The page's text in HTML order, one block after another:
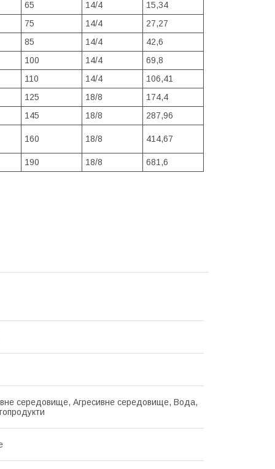
65 14/4
15,34
75 14/4
27,27
85 14/4
42,6
100 14/4
69,8
110 14/4
106,41
125 18/8
174,4
145 18/8 287,96
160 18/8 414,67
190 18/8 681,6
середовище, Агресивне середовище, Вода,